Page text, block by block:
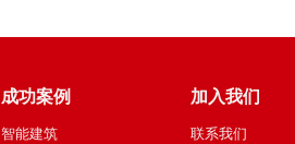
成功案例
智能建筑
加入我们
联系我们